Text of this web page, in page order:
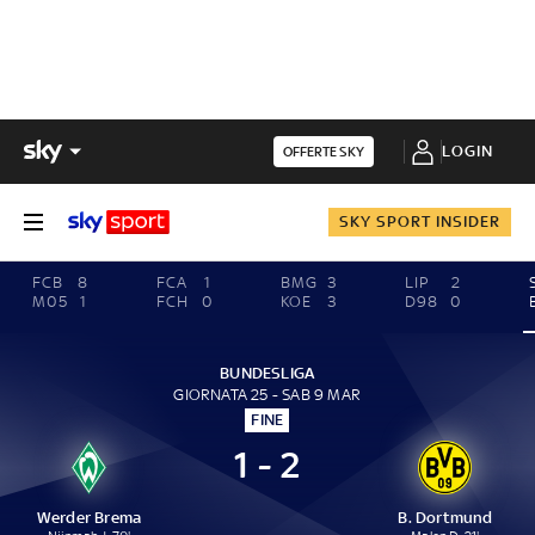
OFFERTE SKY LOGIN
SKY SPORT INSIDER
FCB
8
M05
1
FCA
1
FCH
0
BMG 3
KOE
3
LIP
2
D98
0
BUNDESLIGA
GIORNATA 25 - SAB 9 MAR
FINE
Werder Brema
1 - 2
B. Dortmund